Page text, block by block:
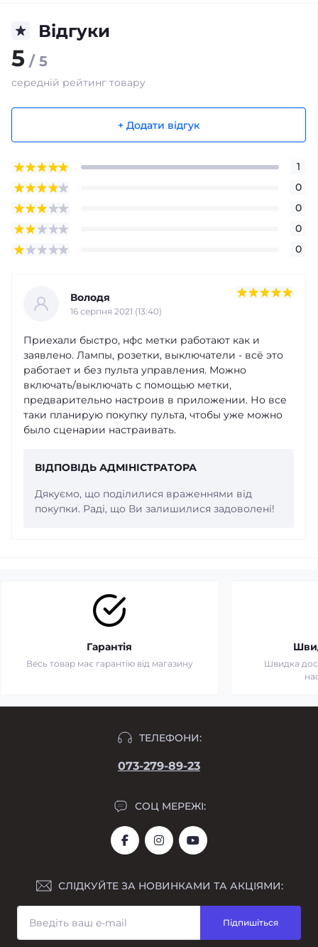
Відгуки
5 / 5
середній рейтинг товару
+ Додати відгук
1
0
0
0
0
Володя
16 серпня 2021 (13:40)
Приехали быстро, нфс метки работают как и
заявлено. Лампы, розетки, выключатели - всё это
работает и без пульта управления. Можно
включать/выключать с помощью метки,
предварительно настроив в приложении. Но все
таки планирую покупку пульта, чтобы уже можно
было сценарии настраивать.
ВІДПОВІДЬ АДМІНІСТРАТОРА
Дякуємо, що поділилися враженнями від
покупки. Раді, що Ви залишилися задоволені!
Гарантія
Весь товар має гарантію від магазину
Швидка
ТЕЛЕФОНИ:
073-279-89-23
СОЦ МЕРЕЖІ:
СЛІДКУЙТЕ ЗА НОВИНКАМИ ТА АКЦІЯМИ:
Підпишіться